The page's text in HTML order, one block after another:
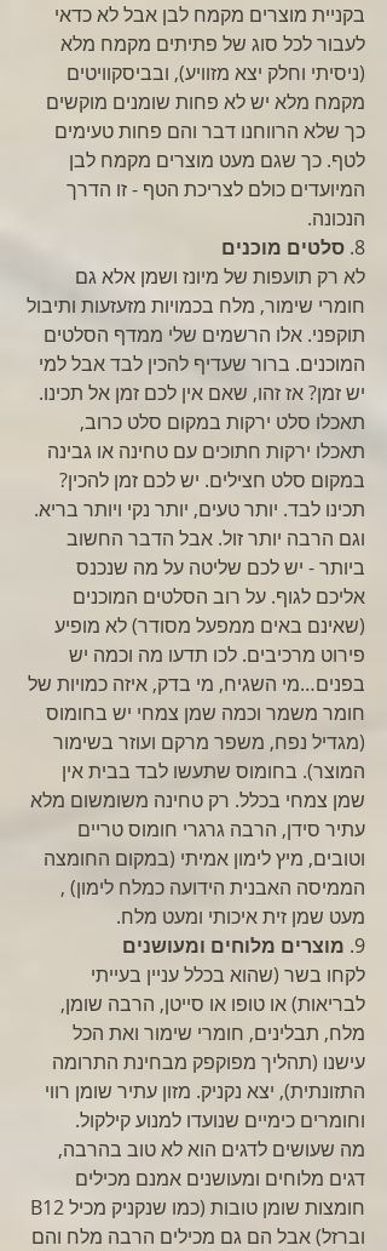
בקניית מוצרים מקמח לבן אבל לא כדאי
לעבור לכל סוג של פתיתים מקמח מלא
(ניסיתי וחלק יצא מזוויע), ובביסקוויטים
מקמח מלא יש לא פחות שומנים מוקשים
כך שלא הרווחנו דבר והם פחות טעימים
לטף. כך שגם מעט מוצרים מקמח לבן
המיועדים כולם לצריכת הטף - זו הדרך
הנכונה.
8. סלטים מוכנים
לא רק תועפות של מיונז ושמן אלא גם
חומרי שימור, מלח בכמויות מזעזעות ותיבול
תוקפני. אלו הרשמים שלי ממדף הסלטים
המוכנים. ברור שעדיף להכין לבד אבל למי
יש זמן? אז זהו, שאם אין לכם זמן אל תכינו.
תאכלו סלט ירקות במקום סלט כרוב,
תאכלו ירקות חתוכים עם טחינה או גבינה
במקום סלט חצילים. יש לכם זמן להכין?
תכינו לבד. יותר טעים, יותר נקי ויותר בריא.
וגם הרבה יותר זול. אבל הדבר החשוב
ביותר - יש לכם שליטה על מה שנכנס
אליכם לגוף. על רוב הסלטים המוכנים
(שאינם באים ממפעל מסודר) לא מופיע
פירוט מרכיבים. לכו תדעו מה וכמה יש
בפנים…מי השגיח, מי בדק, איזה כמויות של
חומר משמר וכמה שמן צמחי יש בחומוס
(מגדיל נפח, משפר מרקם ועוזר בשימור
המוצר). בחומוס שתעשו לבד בבית אין
שמן צמחי בכלל. רק טחינה משומשום מלא
עתיר סידן, הרבה גרגרי חומוס טריים
וטובים, מיץ לימון אמיתי (במקום החומצה
הממיסה האבנית הידועה כמלח לימון) ,
מעט שמן זית איכותי ומעט מלח.
9. מוצרים מלוחים ומעושנים
לקחו בשר (שהוא בכלל עניין בעייתי
לבריאות) או טופו או סייטן, הרבה שומן,
מלח, תבלינים, חומרי שימור ואת הכל
עישנו (תהליך מפוקפק מבחינת התרומה
התזונתית), יצא נקניק. מזון עתיר שומן רווי
וחומרים כימיים שנועדו למנוע קילקול.
מה שעושים לדגים הוא לא טוב בהרבה,
דגים מלוחים ומעושנים אמנם מכילים
וברזל) אבל הם גם מכילים הרבה מלח והם